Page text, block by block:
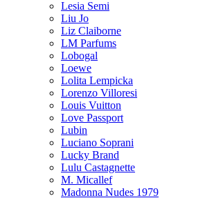
Lesia Semi
Liu Jo
Liz Claiborne
LM Parfums
Lobogal
Loewe
Lolita Lempicka
Lorenzo Villoresi
Louis Vuitton
Love Passport
Lubin
Luciano Soprani
Lucky Brand
Lulu Castagnette
M. Micallef
Madonna Nudes 1979